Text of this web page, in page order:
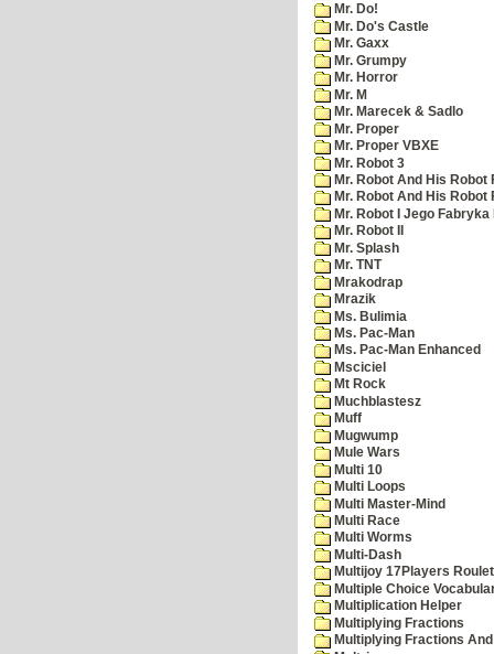
Mr. Do!
Mr. Do's Castle
Mr. Gaxx
Mr. Grumpy
Mr. Horror
Mr. M
Mr. Marecek & Sadlo
Mr. Proper
Mr. Proper VBXE
Mr. Robot 3
Mr. Robot And His Robot
Mr. Robot And His
Mr. Robot I Jego Fabryka
Mr. Robot II
Mr. Splash
Mr. TNT
Mrakodrap
Mrazik
Ms. Bulimia
Ms. Pac-Man
Ms. Pac-Man Enhanced
Msciciel
Mt Rock
Muchblastesz
Muff
Mugwump
Mule Wars
Multi 10
Multi Loops
Multi Master-Mind
Multi Race
Multi Worms
Multi-Dash
Multijoy 17Players
Multiple Choice
Multiplication Helper
Multiplying Fractions
Multiplying Fractions